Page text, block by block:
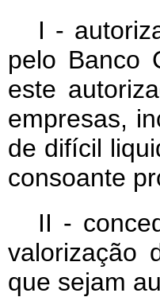
I -
pelo Banco
este
empresas,
de difícil
consoante
II -
valorização
que sejam